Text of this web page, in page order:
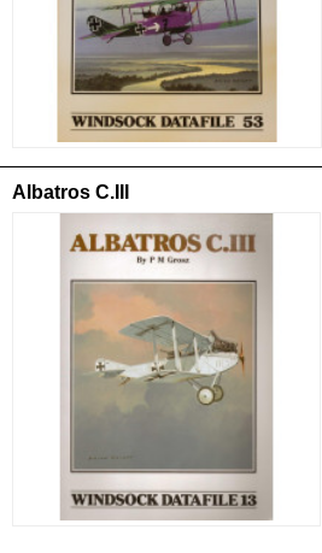
Albatros C.III